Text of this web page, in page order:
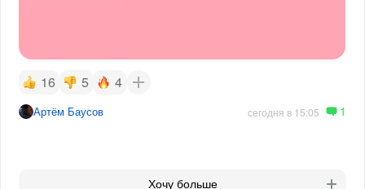
16 5 4
Артём Баусов сегодня в 15:05 1
Хочу больше